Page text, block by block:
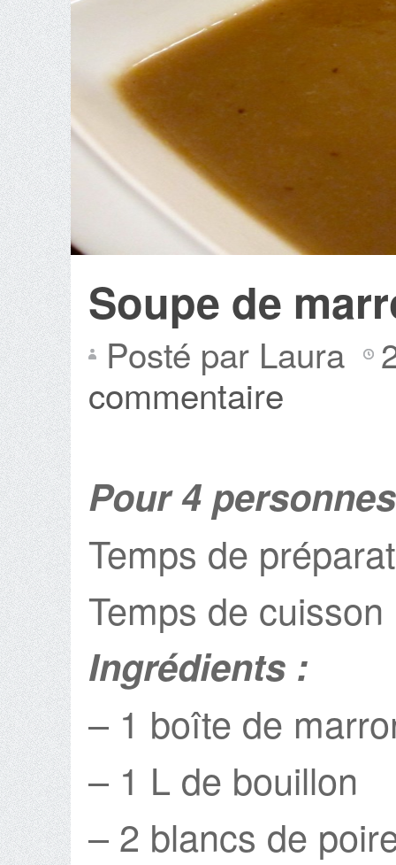
Soupe de
Posté par Laura
commentaire
Pour 4 personnes
Temps de
Temps de
Ingrédients :
– 1 boîte de
– 1 L de bouillon
– 2 blancs de